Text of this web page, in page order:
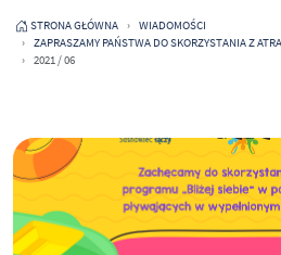
STRONA GŁÓWNA
WIADOMOŚCI
ZAPRASZAMY PAŃSTWA DO SKORZYSTANIA Z
2021 / 06